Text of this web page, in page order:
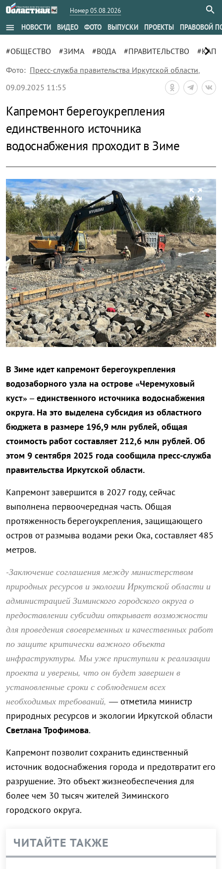
Номер 05.08.2026
menu НОВОСТИ ВИДЕО ФОТО ВЫПУСКИ ПРОЕКТЫ ПРАВОВОЙ
#ОБЩЕСТВО #ЗИМА #ВОДА #ПРАВИТЕЛЬСТВО chevron_right
Фото: Пресс-служба правительства Иркутской области,
09.09.2025 11:55
Капремонт берегоукрепления
единственного источника
водоснабжения проходит в Зиме
zoom_out_map
В Зиме идет капремонт берегоукрепления
водозаборного узла на острове «Черемуховый
куст» – единственного источника водоснабжения
округа. На это выделена субсидия из областного
бюджета в размере 196,9 млн рублей, общая
стоимость работ составляет 212,6 млн рублей. Об
этом 9 сентября 2025 года сообщила пресс-служба
правительства Иркутской области.
Капремонт завершится в 2027 году, сейчас
выполнена первоочередная часть. Общая
протяженность берегоукрепления, защищающего
остров от размыва водами реки Ока, составляет 485
метров.
-Заключение соглашения между министерством
природных ресурсов и экологии Иркутской области и
администрацией Зиминского городского округа о
предоставлении субсидии открывает возможности
для проведения своевременных и качественных работ
по защите критически важного объекта
инфраструктуры. Мы уже приступили к реализации
проекта и уверены, что он будет завершен в
установленные сроки с соблюдением всех
необходимых требований, — отметила министр
природных ресурсов и экологии Иркутской области
Светлана Трофимова.
Капремонт позволит сохранить единственный
источник водоснабжения города и предотвратит его
разрушение. Это объект жизнеобеспечения для
более чем 30 тысяч жителей Зиминского
городского округа.
ЧИТАЙТЕ ТАКЖЕ